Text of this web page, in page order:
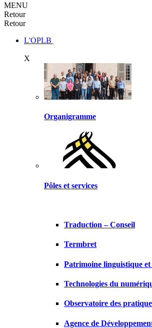
MENU
Retour
Retour
L'OPLB
X
Organigramme
Pôles et services
Traduction – Conseil
Termbret
Patrimoine linguistique et
Technologies du
Observatoire des
Agence de